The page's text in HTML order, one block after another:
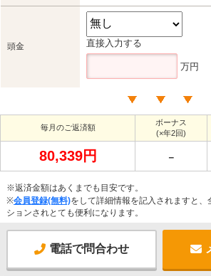
頭金 直接入力する
万円
毎月のご返済額
ボーナス
(×年2回)
80,339円 －
※返済金額はあくまでも目安です。
※会員登録(無料)をして詳細情報を記入されますと、
ションされとても便利になります。
電話で問合わせ